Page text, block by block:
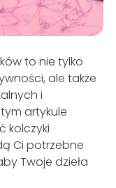
to nie tylko
ale także
i
artykule
kolczyki
Ci potrzebne
Twoje dzieła